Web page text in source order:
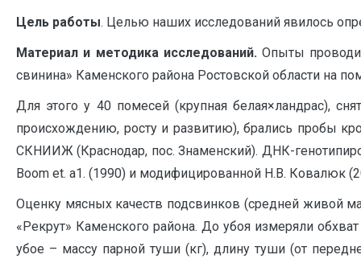
Цель работы. Целью наших исследований явилось
Материал и методика исследований. Опыты
свинина» Каменского района Ростовской области на
Для этого у 40 помесей (крупная белая×ландрас),
происхождению, росту и развитию), брались пробы
СКНИИЖ (Краснодар, пос. Знамен­ский). ДНК-
Вооm еt. а1. (1990) и модифицированной Н.В. Ковалюк
Оценку мясных качеств подсвинков (средней живой
«Рекрут» Каменского района. До убоя измеряли
убое – массу парной туши (кг), длину туши (от